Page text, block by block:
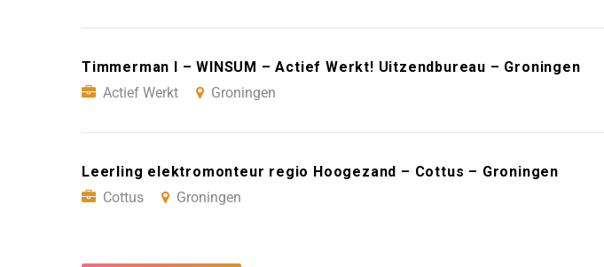
Timmerman I – WINSUM – Actief Werkt! Uitzendbureau – Groningen
Actief Werkt
Groningen
Leerling elektromonteur regio Hoogezand – Cottus – Groningen
Cottus
Groningen